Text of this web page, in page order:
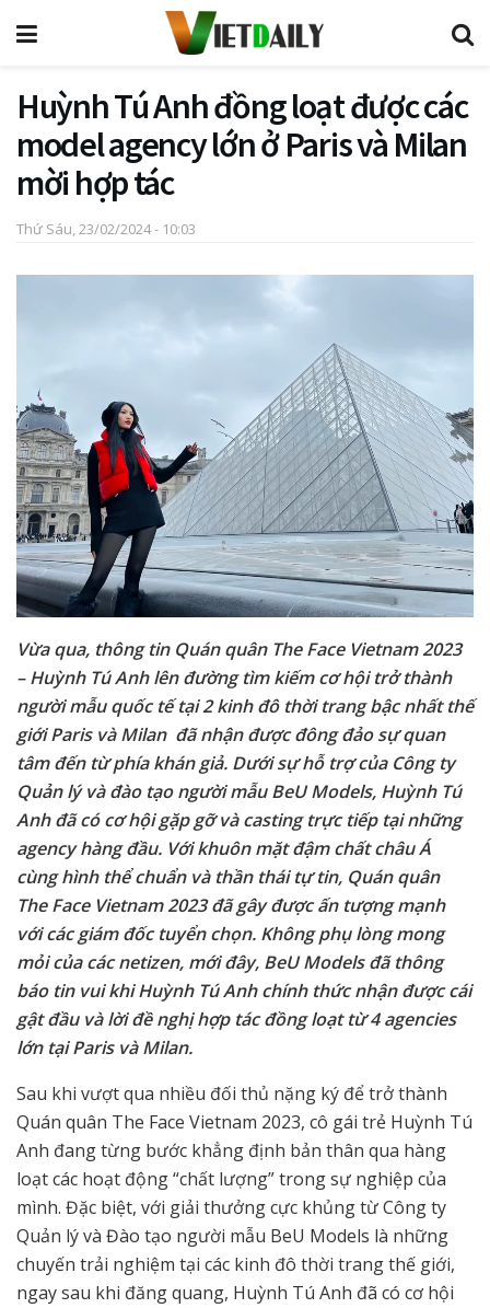
Huỳnh Tú Anh đồng loạt được các
model agency lớn ở Paris và Milan
mời hợp tác
Thứ Sáu, 23/02/2024 - 10:03
Vừa qua, thông tin Quán quân The Face Vietnam 2023
– Huỳnh Tú Anh lên đường tìm kiếm cơ hội trở thành
người mẫu quốc tế tại 2 kinh đô thời trang bậc nhất thế
giới Paris và Milan đã nhận được đông đảo sự quan
tâm đến từ phía khán giả. Dưới sự hỗ trợ của Công ty
Quản lý và đào tạo người mẫu BeU Models, Huỳnh Tú
Anh đã có cơ hội gặp gỡ và casting trực tiếp tại những
agency hàng đầu. Với khuôn mặt đậm chất châu Á
cùng hình thể chuẩn và thần thái tự tin, Quán quân
The Face Vietnam 2023 đã gây được ấn tượng mạnh
với các giám đốc tuyển chọn. Không phụ lòng mong
mỏi của các netizen, mới đây, BeU Models đã thông
báo tin vui khi Huỳnh Tú Anh chính thức nhận được cái
gật đầu và lời đề nghị hợp tác đồng loạt từ 4 agencies
lớn tại Paris và Milan.
Sau khi vượt qua nhiều đối thủ nặng ký để trở thành
Quán quân The Face Vietnam 2023, cô gái trẻ Huỳnh Tú
Anh đang từng bước khẳng định bản thân qua hàng
loạt các hoạt động “chất lượng” trong sự nghiệp của
mình. Đặc biệt, với giải thưởng cực khủng từ Công ty
Quản lý và Đào tạo người mẫu BeU Models là những
chuyến trải nghiệm tại các kinh đô thời trang thế giới,
ngay sau khi đăng quang, Huỳnh Tú Anh đã có cơ hội